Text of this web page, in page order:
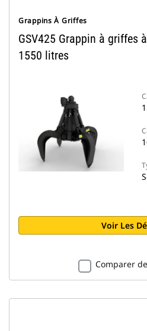
Grappins À Griffes
GSV425 Grappin à griffes
1550 litres
Voir Les
Comparer